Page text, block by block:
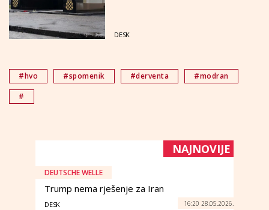
DESK
#hvo #spomenik #derventa
#modran
#
NAJNOVIJE
DEUTSCHE WELLE
Trump nema rješenje za Iran
DESK 16:20 28.05.2026.